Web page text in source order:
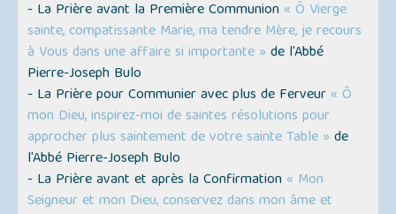
- La Prière avant la Première Communion « Ô Vierge
sainte, compatissante Marie, ma tendre Mère, je recours
à Vous dans une affaire si importante » de l'Abbé
Pierre-Joseph Bulo
- La Prière pour Communier avec plus de Ferveur « Ô
mon Dieu, inspirez-moi de saintes résolutions pour
approcher plus saintement de votre sainte Table » de
l'Abbé Pierre-Joseph Bulo
- La Prière avant et après la Confirmation « Mon
Seigneur et mon Dieu, conservez dans mon âme et